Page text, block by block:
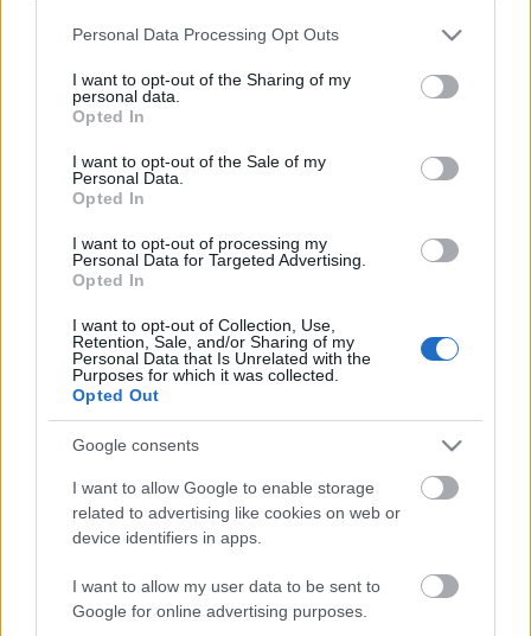
Please note that this website/app uses one or more Google
not limited to your visit or usage behaviour. You may click to
grant or deny consent to Google and its third-party tags to
use your data for below specified purposes in below Google
consent section.
Personal Data Processing Opt Outs
I want to opt-out of the Sharing of my
personal data.
Opted In
I want to opt-out of the Sale of my
Personal Data.
Opted In
I want to opt-out of processing my
Personal Data for Targeted Advertising.
Opted In
I want to opt-out of Collection, Use,
Retention, Sale, and/or Sharing of my
Personal Data that Is Unrelated with the
Purposes for which it was collected.
Opted Out
Google consents
I want to allow Google to enable storage
related to advertising like cookies on web or
device identifiers in apps.
I want to allow my user data to be sent to
Google for online advertising purposes.
Fotó: Varga György, MTI
Besenczi Árpádigazgató köszönetet mondott a
városvezetésnek, a támogatóknak és a társulatnak,
esztendők óta az évadnyitó forgatag színhelye - az
alapító nevét viselheti.
Farkas IgnácJászai-díjas színművész - aki 1984
tavaszán frissen végzett színészként szerződött
Zalaegerszegre - kiemelte: az eltelt harminc év alatt
több ezer előadás több százezer nézője abban a
színházban szerezte és szerzi élményeit, amelynek
alapítója voltRuszt József
kegyetlen színház apostola, a szertartásszínház
celebrálója, örök újrakezdő, társulatalapító, katedra
nélküli színészpedagógus" volt - fogalmazottFarkas
Ignác.
Ruszt József
(1937-2005) Kossuth-díjas rendező, a
Hevesi Sándor Színház örökös tagja majdnem 45
évnyi munkássága alatt több mint 200 előadást